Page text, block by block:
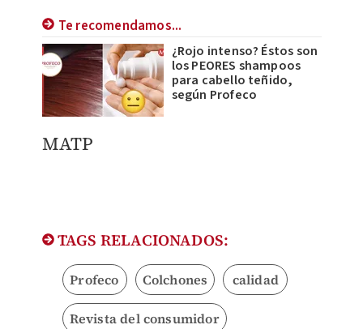
Te recomendamos...
¿Rojo intenso? Éstos son
los PEORES shampoos
para cabello teñido,
según Profeco
​MATP
TAGS RELACIONADOS:
Profeco Colchones calidad
Revista del consumidor